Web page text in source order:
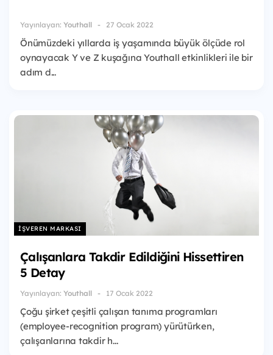
Yayınlayan: Youthall 27 Ocak 2022
Önümüzdeki yıllarda iş yaşamında büyük ölçüde rol
oynayacak Y ve Z kuşağına Youthall etkinlikleri ile bir
adım d...
İŞVEREN MARKASI
Çalışanlara Takdir Edildiğini Hissettiren
5 Detay
Yayınlayan: Youthall 17 Ocak 2022
Çoğu şirket çeşitli çalışan tanıma programları
(employee-recognition program) yürütürken,
çalışanlarına takdir h...